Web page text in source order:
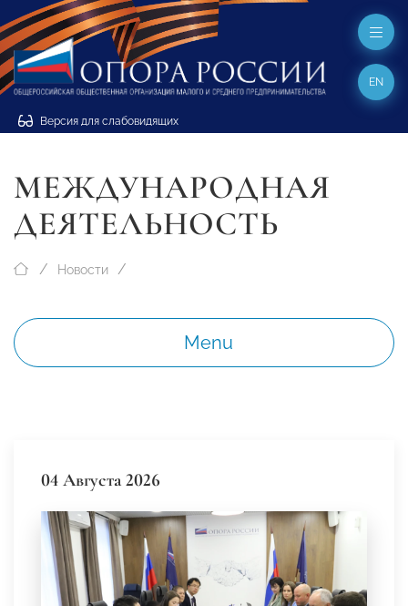
Версия для слабовидящих
EN
МЕЖДУНАРОДНАЯ
ДЕЯТЕЛЬНОСТЬ
Новости
Menu
04 Августа 2026